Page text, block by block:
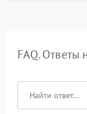
FAQ. Ответы